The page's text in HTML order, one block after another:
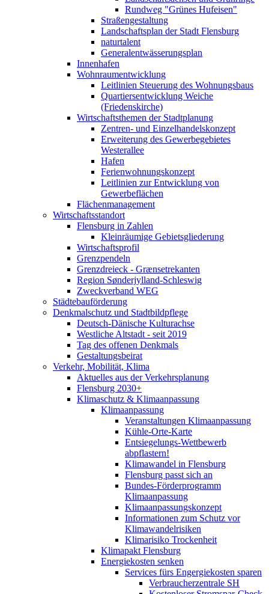
Rundweg "Grünes Hufeisen"
Straßengestaltung
Landschaftsplan der Stadt Flensburg
naturtalent
Generalentwässerungsplan
Innenhafen
Wohnraumentwicklung
Leitlinien Steuerung des Wohnungsbaus
Quartiersentwicklung Weiche
(Friedenskirche)
Wirtschaftsthemen der Stadtplanung
Zentren- und Einzelhandelskonzept
Erweiterung des Gewerbegebietes
Westerallee
Hafen
Ferienwohnungskonzept
Leitlinien zur Entwicklung von
Gewerbeflächen
Flächenmanagement
Wirtschaftsstandort
Flensburg in Zahlen
Kleinräumige Gebietsgliederung
Wirtschaftsprofil
Grenzpendeln
Grenzdreieck - Grænsetrekanten
Region Sønderjylland-Schleswig
Zweckverband WEG
Städtebauförderung
Denkmalschutz und Stadtbildpflege
Deutsch-Dänische Kulturachse
Westliche Altstadt - seit 2019
Tag des offenen Denkmals
Gestaltungsbeirat
Verkehr, Mobilität, Klima
Aktuelles aus der Verkehrsplanung
Flensburg 2030+
Klimaschutz & Klimaanpassung
Klimaanpassung
Veranstaltungen Klimaanpassung
Kühle-Orte-Karte
Entsiegelungs-Wettbewerb
abpflastern!
Klimawandel in Flensburg
Flensburg passt sich an
Bundes-Förderprogramm
Klimaanpassung
Klimaanpassungskonzept
Informationen zum Schutz vor
Klimawandelrisiken
Klimarisiko Trockenheit
Klimapakt Flensburg
Energiekosten senken
Services fürs Engergiekosten sparen
Verbraucherzentrale SH